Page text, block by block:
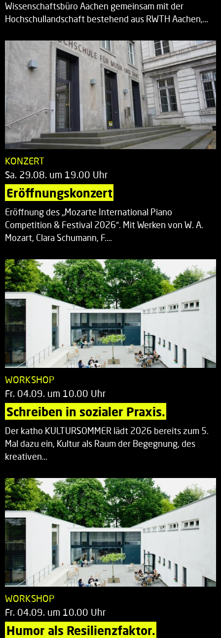
Wissenschaftsbüro Aachen gemeinsam mit der
Hochschullandschaft bestehend aus RWTH Aachen,…
KONZERT
Sa. 29.08. um 19.00 Uhr
Eröffnungskonzert
Eröffnung des „Mozarte International Piano
Competition & Festival 2026“. Mit Werken von W. A.
Mozart, Clara Schumann, F.…
WORKSHOP
Fr. 04.09. um 10.00 Uhr
Schreiben in sozialer Praxis.
Der katho KULTURSOMMER lädt 2026 bereits zum 5.
Mal dazu ein, Kultur als Raum der Begegnung, des
kreativen…
WORKSHOP
Fr. 04.09. um 10.00 Uhr
Humor als Resilienzfaktor.